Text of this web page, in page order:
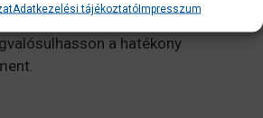
Adatkezelési tájékoztatóImpresszum
hány szkennelést végeztek
a hatékony